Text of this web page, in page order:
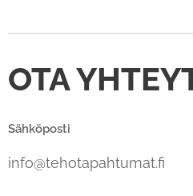
OTA
Sähköposti
info@tehotapahtumat.fi